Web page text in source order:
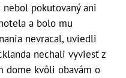
nebol pokutovaný ani
a bolo mu
nevracal, uviedli
nechali vyviesť z
dome kvôli obavám o